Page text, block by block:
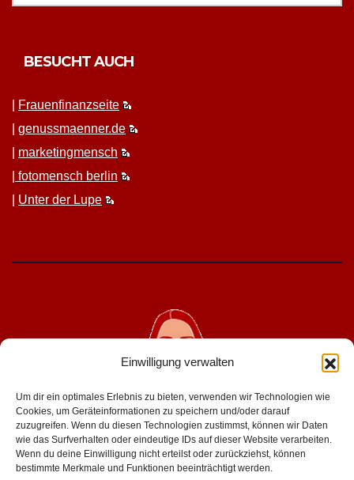
Einwilligung verwalten
Um dir ein optimales Erlebnis zu bieten, verwenden wir Technologien wie
Cookies, um Geräteinformationen zu speichern und/oder darauf
zuzugreifen. Wenn du diesen Technologien zustimmst, können wir Daten
wie das Surfverhalten oder eindeutige IDs auf dieser Website verarbeiten.
Wenn du deine Einwilligung nicht erteilst oder zurückziehst, können
bestimmte Merkmale und Funktionen beeinträchtigt werden.
BESUCHT AUCH
Frauen­fi­nanz­seite
genussmaenner.de
mar­ket­ing­men­sch
fotomen­sch berlin
Unter der Lupe
geniesserinnen.de